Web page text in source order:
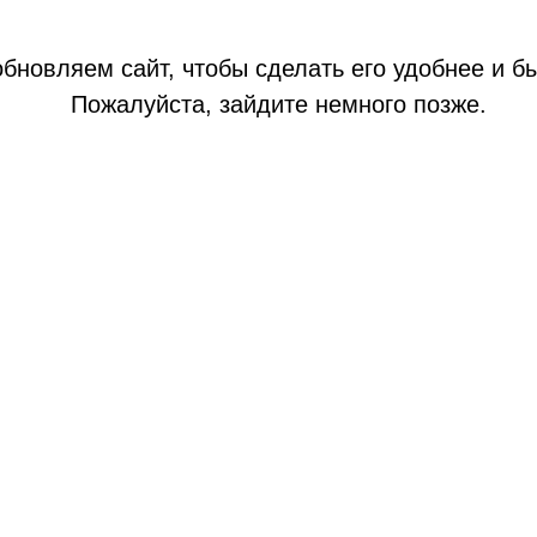
сайт, чтобы сделать его удобнее и
Пожалуйста, зайдите немного позже.